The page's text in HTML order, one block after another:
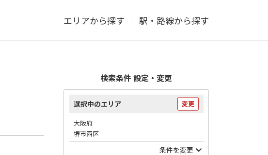
エリアから探す 駅・路線から探す
検索条件 設定・変更
選択中のエリア 変更
大阪府
堺市西区
条件を変更